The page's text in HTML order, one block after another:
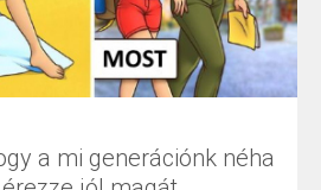
a mi generációnk néha